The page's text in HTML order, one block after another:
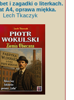
i zagadki o literkach.
A4, oprawa miękka.
Lech Tkaczyk